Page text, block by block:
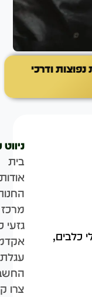
ודרכי
כלבים,
בית
אודות
גזעי
עגלת
צרו